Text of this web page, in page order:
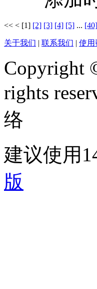
<< < [1] [2] [3] [4] [5] ... [40]
关于我们 | 联系我们 | 使用
Copyright
rights
络
建议使用
版